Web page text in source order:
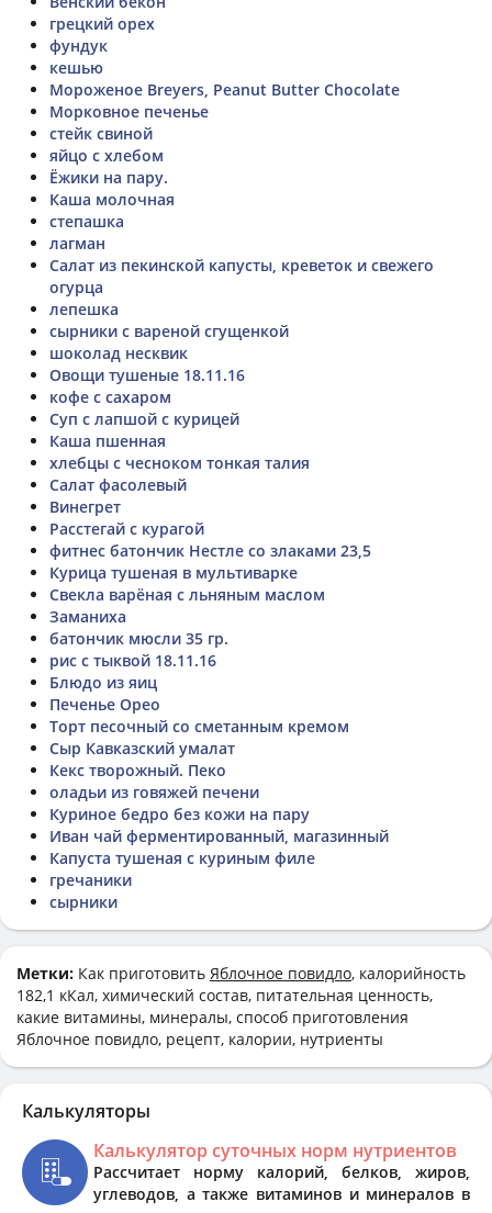
грецкий орех
фундук
кешью
Мороженое Breyers, Peanut Butter Chocolate
Морковное печенье
стейк свиной
яйцо с хлебом
Ёжики на пару.
Каша молочная
степашка
лагман
Салат из пекинской капусты, креветок и свежего
огурца
лепешка
сырники с вареной сгущенкой
шоколад несквик
Овощи тушеные 18.11.16
кофе с сахаром
Суп с лапшой с курицей
Каша пшенная
хлебцы с чесноком тонкая талия
Салат фасолевый
Винегрет
Расстегай с курагой
фитнес батончик Нестле со злаками 23,5
Курица тушеная в мультиварке
Свекла варёная с льняным маслом
Заманиха
батончик мюсли 35 гр.
рис с тыквой 18.11.16
Блюдо из яиц
Печенье Орео
Торт песочный со сметанным кремом
Сыр Кавказский умалат
Кекс творожный. Пеко
оладьи из говяжей печени
Куриное бедро без кожи на пару
Иван чай ферментированный, магазинный
Капуста тушеная с куриным филе
гречаники
сырники
Метки: Как приготовить Яблочное повидло, калорийность
182,1 кКал, химический состав, питательная ценность,
какие витамины, минералы, способ приготовления
Яблочное повидло, рецепт, калории, нутриенты
Калькуляторы
Калькулятор суточных норм нутриентов
Рассчитает норму калорий, белков, жиров,
углеводов, а также витаминов и минералов в